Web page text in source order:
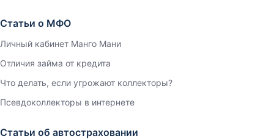
Статьи о МФО
Личный кабинет Манго Мани
Отличия займа от кредита
Что делать, если угрожают коллекторы?
Псевдоколлекторы в интернете
Статьи об автостраховании